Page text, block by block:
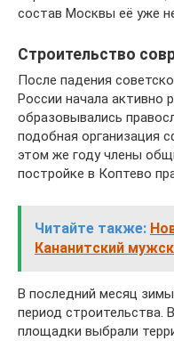
состав Москвы её уже
Строительство
После падения
России начала активно
образовывались
подобная организация
этом же году члены
постройке в Коптево
Читайте также:
Кананитский
В последний месяц
период строительства.
площадки выбрали